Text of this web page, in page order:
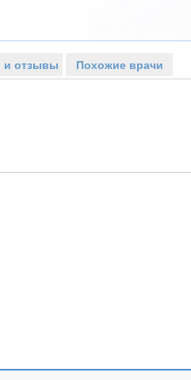
и отзывы Похожие врачи